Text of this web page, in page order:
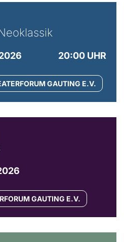
20:00 UHR
GAUTING E.V.
GAUTING E.V.